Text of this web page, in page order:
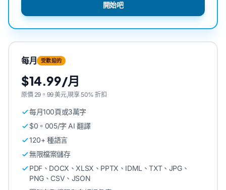
開始吧
每月 受歡迎的
$14.99/月
原價 29。99 美元,現享 50% 折扣
每月100頁或3萬字
$0。005/字 AI 翻譯
120+ 種語言
無限檔案儲存
PDF、DOCX、XLSX、PPTX、IDML、TXT、JPG、
PNG、CSV、JSON